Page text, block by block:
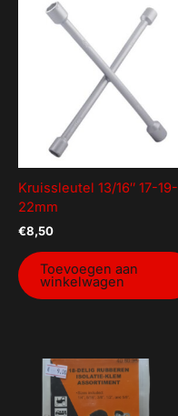
Kruissleutel 13/16″ 17-19-
22mm
€8,50
Toevoegen aan
winkelwagen